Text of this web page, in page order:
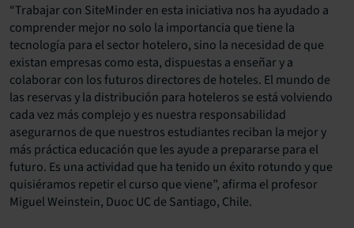
“Trabajar con SiteMinder en esta iniciativa nos ha ayudado a
comprender mejor no solo la importancia que tiene la
tecnología para el sector hotelero, sino la necesidad de que
existan empresas como esta, dispuestas a enseñar y a
colaborar con los futuros directores de hoteles. El mundo de
las reservas y la distribución para hoteleros se está volviendo
cada vez más complejo y es nuestra responsabilidad
asegurarnos de que nuestros estudiantes reciban la mejor y
más práctica educación que les ayude a prepararse para el
futuro. Es una actividad que ha tenido un éxito rotundo y que
quisiéramos repetir el curso que viene”, afirma el profesor
Miguel Weinstein, Duoc UC de Santiago, Chile.